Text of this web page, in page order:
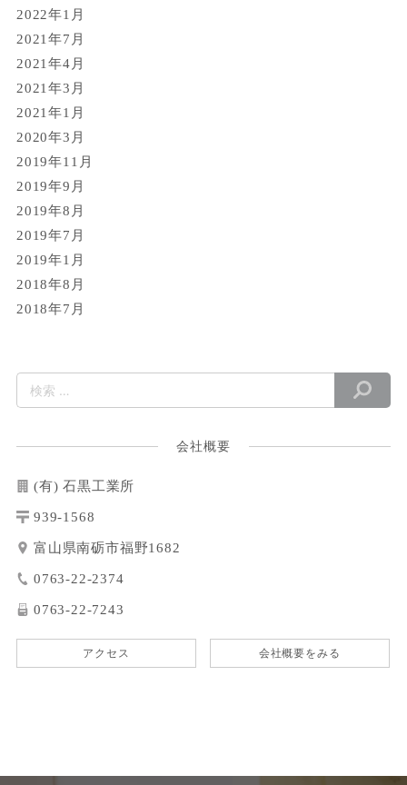
2022年1月
2021年7月
2021年4月
2021年3月
2021年1月
2020年3月
2019年11月
2019年9月
2019年8月
2019年7月
2019年1月
2018年8月
2018年7月
会社概要
(有) 石黒工業所
939-1568
富山県南砺市福野1682
0763-22-2374
0763-22-7243
アクセス 会社概要をみる